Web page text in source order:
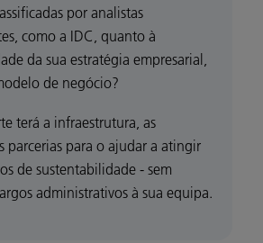
por analistas
como a IDC, quanto à
da sua estratégia empresarial,
de negócio?
terá a infraestrutura, as
parcerias para o ajudar a atingir
de sustentabilidade - sem
administrativos à sua equipa.